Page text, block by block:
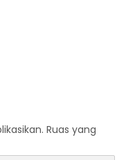
Ruas yang